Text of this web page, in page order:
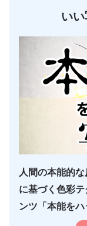
い
人間の本能的
に基づく色彩
ンツ「本能を